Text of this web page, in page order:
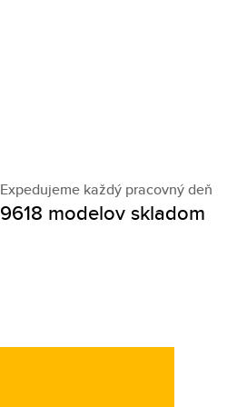
Expedujeme každý pracovný deň
9618 modelov skladom